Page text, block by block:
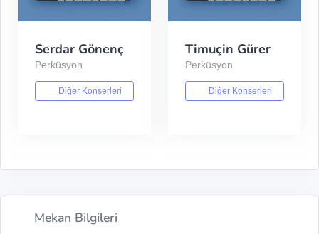
Serdar Gönenç
Perküsyon
Diğer Konserleri
Timuçin Gürer
Perküsyon
Diğer Konserleri
Mekan Bilgileri